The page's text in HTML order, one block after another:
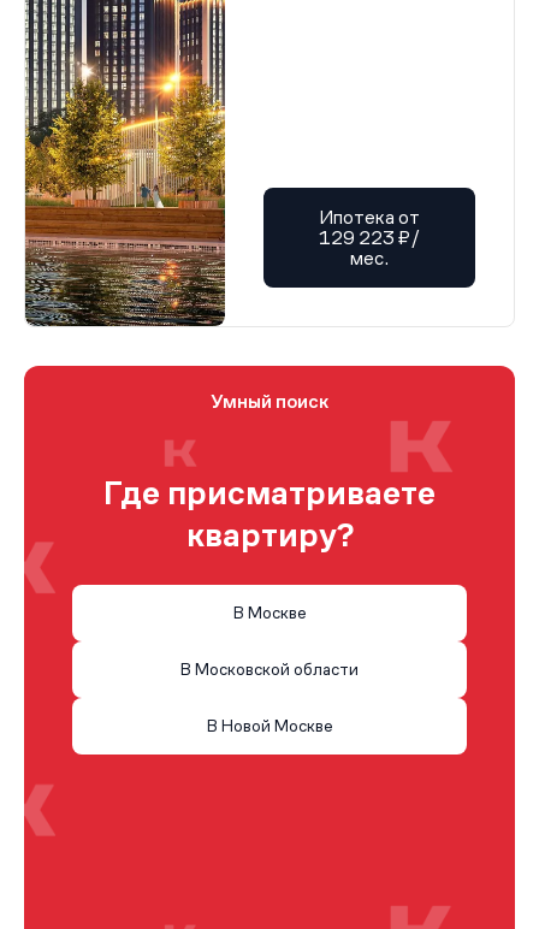
Ипотека от
129 223 ₽/
мес.
Умный поиск
Где присматриваете
квартиру?
В Москве
В Московской области
В Новой Москве